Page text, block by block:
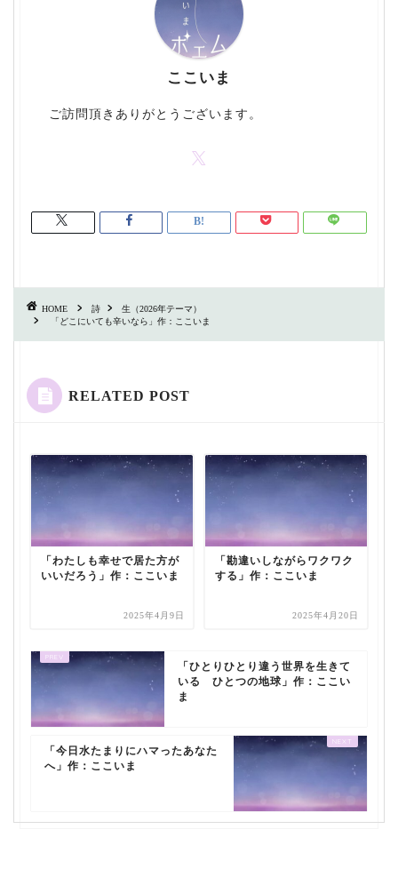
ここいま
ご訪問頂きありがとうございます。
HOME 詩
生（2026年テーマ）
「どこにいても辛いなら」作：ここいま
RELATED POST
「わたしも幸せで居た方が
いいだろう」作：ここいま
2025年4月9日
「勘違いしながらワクワク
する」作：ここいま
2025年4月20日
「ひとりひとり違う世界を生きて
いる ひとつの地球」作：ここい
ま
「今日水たまりにハマったあなた
へ」作：ここいま